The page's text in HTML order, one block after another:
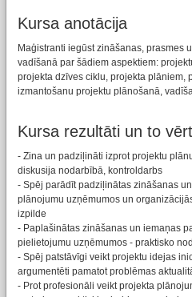
Kursa anotācija
Maģistranti iegūst zināšanas, prasmes
vadīšanā par šādiem aspektiem:
projekta dzīves ciklu, projekta plāniem,
izmantošanu projektu plānošanā,
Kursa rezultāti un to
- Zina un padziļināti izprot projektu
diskusija nodarbībā, kontroldarbs
- Spēj parādīt padziļinātas zināšanas
plānojumu uzņēmumos un
izpilde
- Paplašinātas zināšanas un iemaņas
pielietojumu uzņēmumos - praktisko
- Spēj patstāvīgi veikt projektu idejas
argumentēti pamatot problēmas
- Prot profesionāli veikt projekta